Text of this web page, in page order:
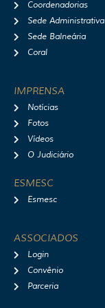
Coordenadorias
Sede Administrativa
Sede Balneária
Coral
IMPRENSA
Notícias
Fotos
Vídeos
O Judiciário
ESMESC
Esmesc
ASSOCIADOS
Login
Convênio
Parceria